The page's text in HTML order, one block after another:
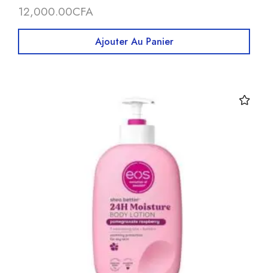
12,000.00CFA
Ajouter Au Panier